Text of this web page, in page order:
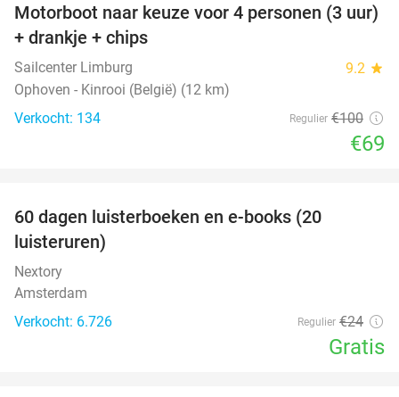
31%
Motorboot naar keuze voor 4 personen (3 uur)
+ drankje + chips
Sailcenter Limburg 9.2 star
Ophoven - Kinrooi (België) (12 km)
Verkocht: 134
Regulier €100
€69
60 dagen luisterboeken en e-books (20
luisteruren)
Nextory
Amsterdam
Verkocht: 6.726
Regulier €24
Gratis